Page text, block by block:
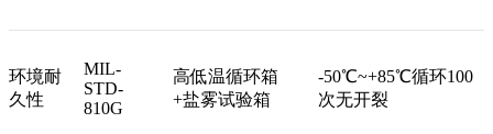
环境耐
久性
MIL-
STD-
810G
高低温循环箱
+盐雾试验箱
-50℃~+85℃循环100
次无开裂